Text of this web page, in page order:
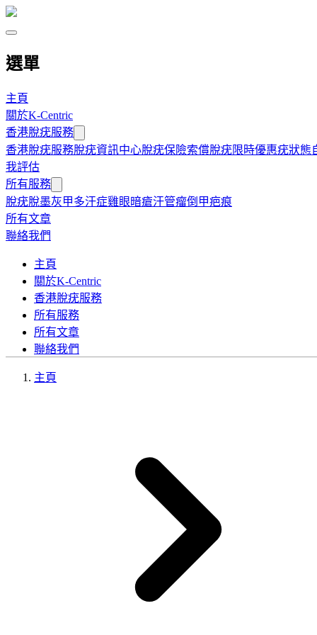
選單
主頁
關於K-Centric
香港脫疣服務
香港脫疣服務脫疣資訊中心脫疣保險索償脫疣限時優惠疣狀態
我評估
所有服務
脫疣脫墨灰甲多汗症雞眼暗瘡汗管瘤倒甲疤痕
所有文章
聯絡我們
主頁
關於K-Centric
香港脫疣服務
所有服務
所有文章
聯絡我們
主頁